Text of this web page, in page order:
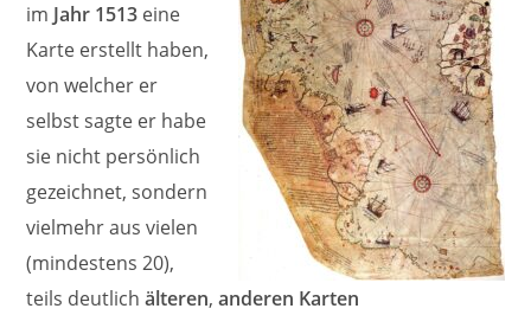
im Jahr 1513 eine
Karte erstellt haben,
von welcher er
selbst sagte er habe
sie nicht persönlich
gezeichnet, sondern
vielmehr aus vielen
(mindestens 20),
teils deutlichälteren,anderen Karten